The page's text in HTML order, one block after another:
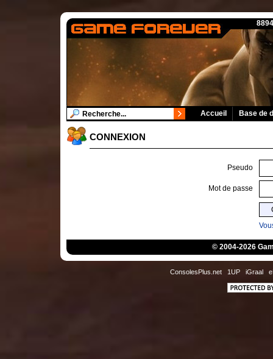
Accueil Base de
CONNEXION
Pseudo
Mot de passe
© 2004-2026
ConsolesPlus.net 1UP iGraal